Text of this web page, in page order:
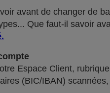
avant de changer de
Que faut-il savoir
.
Espace Client,
(BIC/IBAN)